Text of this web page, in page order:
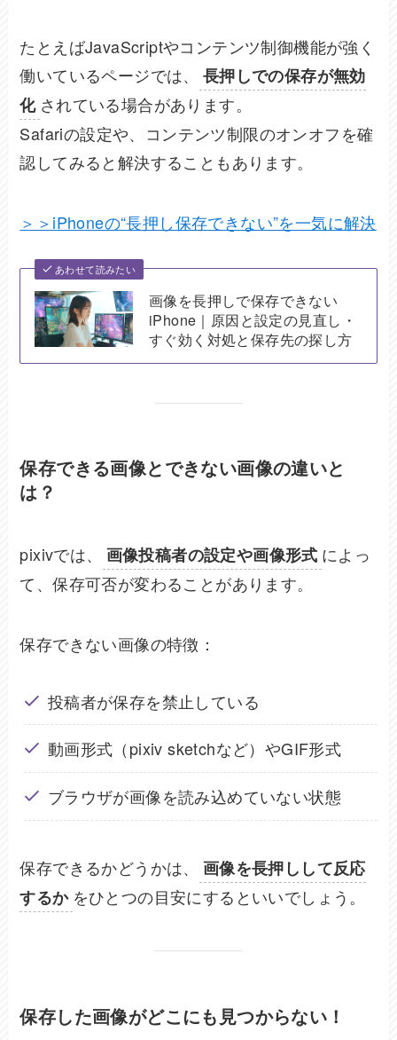
たとえばJavaScriptやコンテンツ制御機能が強く
働いているページでは、
長押しでの保存が無効
化 されている場合があります。
Safariの設定や、コンテンツ制限のオンオフを確
認してみると解決することもあります。
＞＞iPhoneの“長押し保存できない”を一気に解決
あわせて読みたい
画像を長押しで保存できない
iPhone｜原因と設定の見直し・
すぐ効く対処と保存先の探し方
保存できる画像とできない画像の違いと
は？
pixivでは、 画像投稿者の設定や画像形式 によっ
て、保存可否が変わることがあります。
保存できない画像の特徴：
投稿者が保存を禁止している
動画形式（pixiv sketchなど）やGIF形式
ブラウザが画像を読み込めていない状態
保存できるかどうかは、
画像を長押しして反応
するか をひとつの目安にするといいでしょう。
保存した画像がどこにも見つからない！